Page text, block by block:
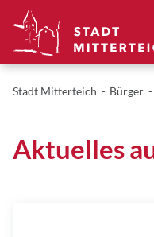
Stadt Mitterteich Bürger
Aktuelles